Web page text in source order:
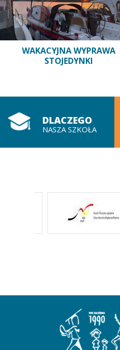
WAKACYJNA WYPRAWA
STOJEDYNKI
DLACZEGO
NASZA SZKOŁA